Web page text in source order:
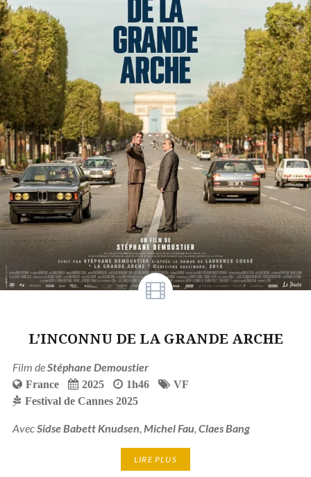
L’INCONNU DE LA GRANDE ARCHE
Film deStéphane Demoustier
France 2025 1h46
VF
Festival de Cannes 2025
AvecSidse Babett Knudsen, Michel Fau, Claes Bang
LIRE PLUS